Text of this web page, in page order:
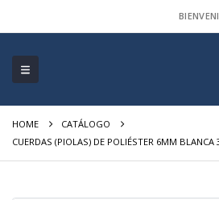
HOME
CATÁLOGO
CUERDAS (PIOLAS) DE POLIÉSTER 6MM